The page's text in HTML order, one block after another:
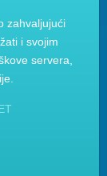
zahvaljujući
i svojim
servera,